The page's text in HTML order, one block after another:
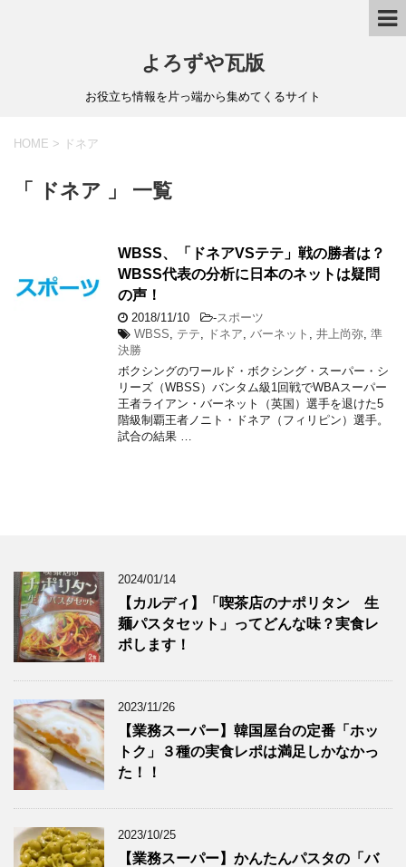
よろずや瓦版
お役立ち情報を片っ端から集めてくるサイト
HOME > ドネア
「 ドネア 」 一覧
WBSS、「ドネアVSテテ」戦の勝者は？
WBSS代表の分析に日本のネットは疑問
の声！
2018/11/10 -スポーツ
WBSS
テテ ドネア バーネット 井上尚弥 準
決勝
ボクシングのワールド・ボクシング・スーパー・シ
リーズ（WBSS）バンタム級1回戦でWBAスーパー
王者ライアン・バーネット（英国）選手を退けた5
階級制覇王者ノニト・ドネア（フィリピン）選手。
試合の結果 …
2024/01/14
【カルディ】「喫茶店のナポリタン 生
麺パスタセット」ってどんな味？実食レ
ポします！
2023/11/26
【業務スーパー】韓国屋台の定番「ホッ
トク」３種の実食レポは満足しかなかっ
た！！
2023/10/25
【業務スーパー】かんたんパスタの「バ